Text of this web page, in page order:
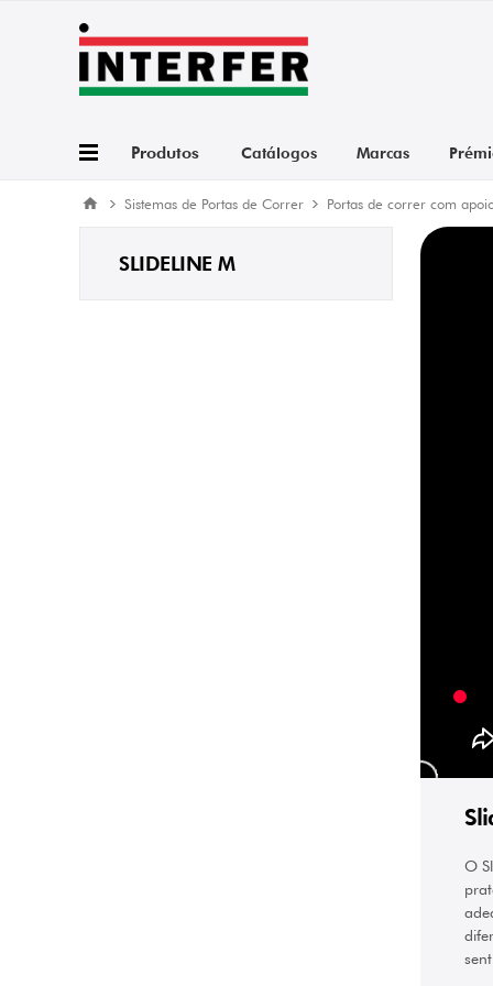
Produtos Catálogos Marcas
Sistemas de Portas de Correr Portas de correr com
O
SLIDELINE M